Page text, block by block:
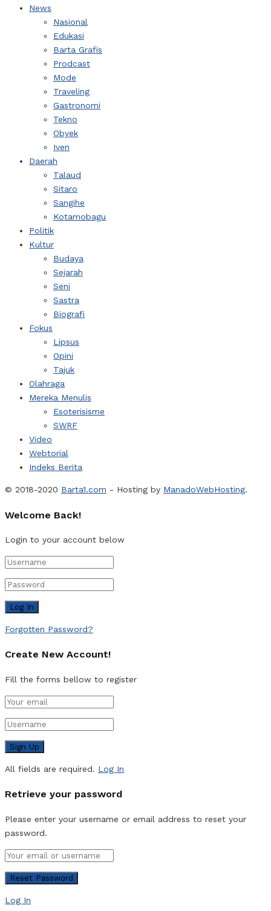
News
Nasional
Edukasi
Barta Grafis
Prodcast
Mode
Traveling
Gastronomi
Tekno
Obyek
Iven
Daerah
Talaud
Sitaro
Sangihe
Kotamobagu
Politik
Kultur
Budaya
Sejarah
Seni
Sastra
Biografi
Fokus
Lipsus
Opini
Tajuk
Olahraga
Mereka Menulis
Esoterisisme
SWRF
Video
Webtorial
Indeks Berita
© 2018-2020 Barta1.com - Hosting by ManadoWebHosting.
Welcome Back!
Login to your account below
Forgotten Password?
Create New Account!
Fill the forms bellow to register
All fields are required. Log In
Retrieve your password
Please enter your username or email address to reset your
password.
Log In